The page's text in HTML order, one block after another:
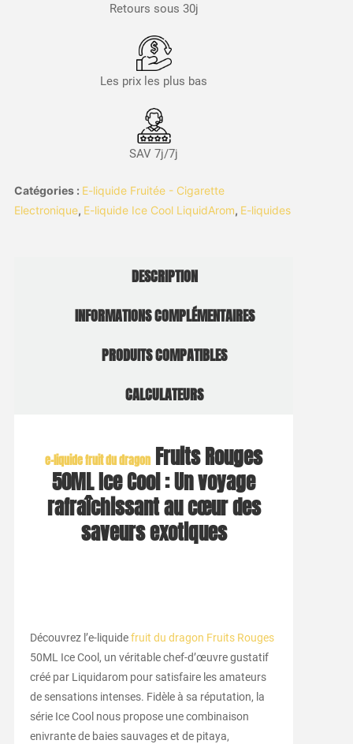
Retours sous 30j
Les prix les plus bas
SAV 7j/7j
Catégories : E-liquide Fruitée - Cigarette
Electronique, E-liquide Ice Cool LiquidArom, E-liquides
DESCRIPTION
INFORMATIONS COMPLÉMENTAIRES
PRODUITS COMPATIBLES
CALCULATEURS
e-liquidefruit du dragon Fruits Rouges
50ML Ice Cool : Un voyage
rafraîchissant au cœur des
saveurs exotiques
Découvrez l’e-liquidefruit du dragon Fruits Rouges
50ML Ice Cool, un véritable chef-d’œuvre gustatif
créé par Liquidarom pour satisfaire les amateurs
de sensations intenses. Fidèle à sa réputation, la
série Ice Cool nous propose une combinaison
enivrante de baies sauvages et de pitaya,